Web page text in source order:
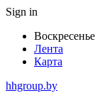
Sign in
Лента
Карта
hhgroup.by